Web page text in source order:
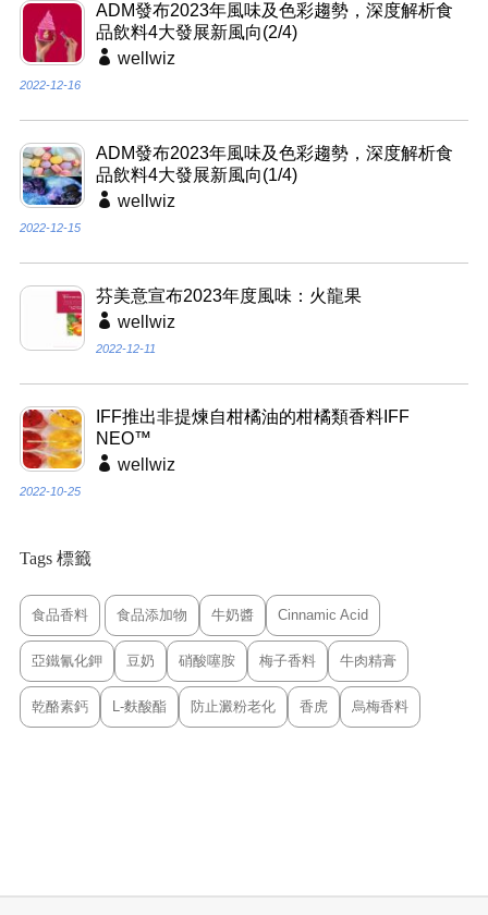
ADM發布2023年風味及色彩趨勢，深度解析食
品飲料4大發展新風向(2/4)
wellwiz
2022-12-16
ADM發布2023年風味及色彩趨勢，深度解析食
品飲料4大發展新風向(1/4)
wellwiz
2022-12-15
芬美意宣布2023年度風味：火龍果
wellwiz
2022-12-11
IFF推出非提煉自柑橘油的柑橘類香料IFF
NEO™
wellwiz
2022-10-25
Tags 標籤
食品香料 食品添加物 牛奶醬 Cinnamic Acid
亞鐵氰化鉀 豆奶 硝酸噻胺 梅子香料 牛肉精膏
乾酪素鈣 L-麩酸酯 防止澱粉老化 香虎 烏梅香料